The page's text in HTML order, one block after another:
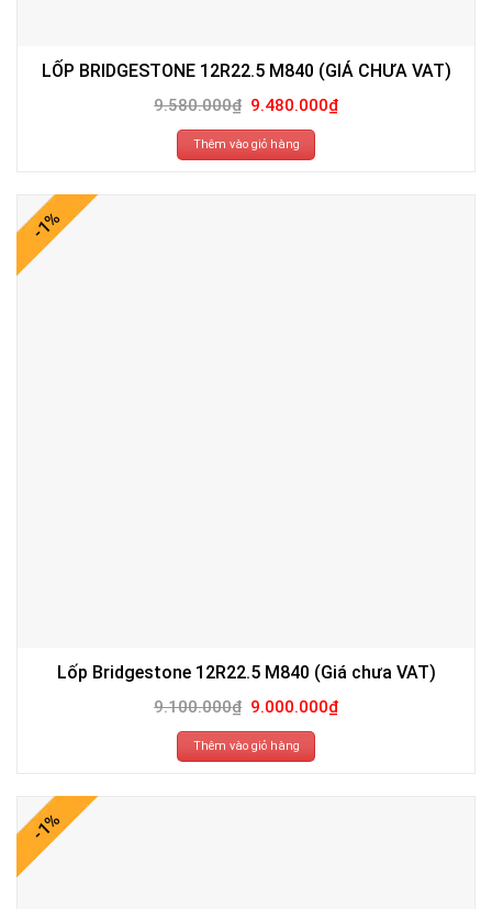
LỐP BRIDGESTONE 12R22.5 M840 (GIÁ CHƯA VAT)
9.580.000₫ Giá
gốc
là:
9.580.000₫.
9.480.000₫Giá
hiện
Thêm vào giỏ hàng
-1%
Lốp Bridgestone 12R22.5 M840 (Giá chưa VAT)
9.100.000₫ Giá
gốc
là:
9.100.000₫.
9.000.000₫Giá
hiện
Thêm vào giỏ hàng
-1%